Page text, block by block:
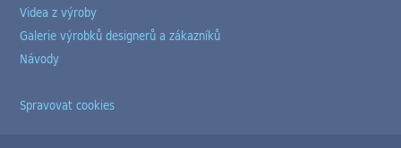
Videa z výroby
Galerie výrobků designerů a zákazníků
Návody
Spravovat cookies